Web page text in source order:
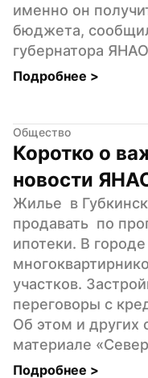
именно он
бюджета,
губернатора
Подробнее >
Общество
Коротко о
новости
Жилье  в
продавать  по
ипотеки. В
участков.
переговоры с
Об этом и других
материале
Подробнее >